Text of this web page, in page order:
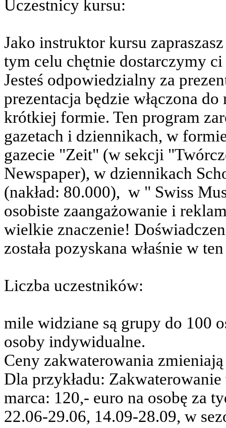
Uczestnicy kursu:
Jako instruktor kursu
tym celu chętnie dostarczymy
Jesteś odpowiedzialny za
prezentacja będzie włączona
krótkiej formie. Ten program
gazetach i dziennikach, w
gazecie "Zeit" (w sekcji
Newspaper), w dziennikach
(nakład: 80.000), w " Swiss
osobiste zaangażowanie i
wielkie znaczenie!
została pozyskana właśnie w
Liczba uczestników:
mile widziane są grupy do 100
osoby indywidualne.
Ceny zakwaterowania
Dla przykładu:
marca: 120,- euro na osobę za
22.06-29.06, 14.09-28.09, w